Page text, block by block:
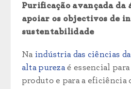
Purificação avançada da
apoiar os objectivos de
sustentabilidade
Na indústria das ciências
alta pureza é essencial
produto e para a eficiência